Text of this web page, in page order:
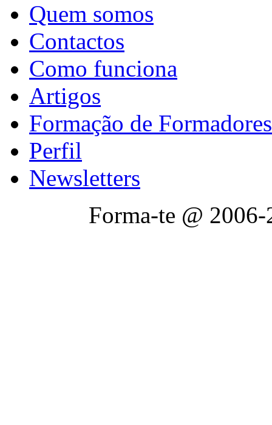
Quem somos
Contactos
Como funciona
Artigos
Formação de Formadores
Perfil
Newsletters
Forma-te @